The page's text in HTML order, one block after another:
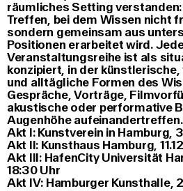
räumliches Setting
Treffen, bei dem Wissen nicht
sondern gemeinsam aus
Positionen erarbeitet wird.
Veranstaltungsreihe ist als
konzipiert, in der
und alltägliche Formen des
Gespräche, Vorträge,
akustische oder performative
Augenhöhe aufeinandertreffen.
Akt I: Kunstverein in Hamburg,
Akt II: Kunsthaus Hamburg,
Akt III: HafenCity Universität
18:30 Uhr
Akt IV: Hamburger Kunsthalle,